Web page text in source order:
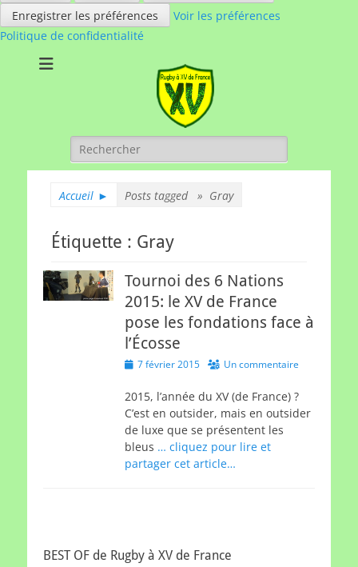
Enregistrer les préférences
Voir les préférences
Politique de confidentialité
Rugby à XV de
Rechercher :
Accueil ► Posts tagged » Gray
Étiquette : Gray
Tournoi des 6 Nations
2015: le XV de France
pose les fondations face à
l’Écosse
Posted7 février 2015 Un commentaire
2015, l’année du XV (de France) ?
C’est en outsider, mais en outsider
de luxe que se présentent les
bleus … cliquez pour lire et
partager cet article…
BEST OF de Rugby à XV de France